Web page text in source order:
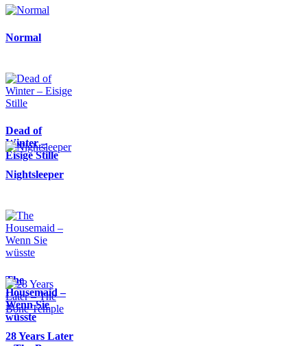
Normal
Dead of
Winter –
Eisige Stille
Nightsleeper
The
Housemaid –
Wenn Sie
wüsste
28 Years Later